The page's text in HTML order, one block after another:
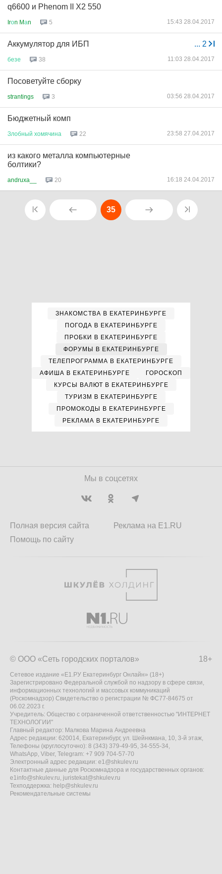
q6600 и Phenom II X2 550
Irоn Mаn 5 15:43 28.04.2017
... 2
Аккумулятор для ИБП
безе 38 11:03 28.04.2017
Посоветуйте сборку
strantings 3 03:56 28.04.2017
Бюджетный комп
Злобный хомячина 22 23:58 27.04.2017
из какого металла компьютерные
болтики?
andruxa__ 20 16:18 24.04.2017
35
ЗНАКОМСТВА В ЕКАТЕРИНБУРГЕ
ПОГОДА В ЕКАТЕРИНБУРГЕ
ПРОБКИ В ЕКАТЕРИНБУРГЕ
ФОРУМЫ В ЕКАТЕРИНБУРГЕ
ТЕЛЕПРОГРАММА В ЕКАТЕРИНБУРГЕ
АФИША В ЕКАТЕРИНБУРГЕ
ГОРОСКОП
КУРСЫ ВАЛЮТ В ЕКАТЕРИНБУРГЕ
ТУРИЗМ В ЕКАТЕРИНБУРГЕ
ПРОМОКОДЫ В ЕКАТЕРИНБУРГЕ
РЕКЛАМА В ЕКАТЕРИНБУРГЕ
Мы в соцсетях
Полная версия сайта
Помощь по сайту
Реклама на E1.RU
18+
© ООО «Сеть городских порталов»
Сетевое издание «Е1.РУ Екатеринбург Онлайн» (18+)
Зарегистрировано Федеральной службой по надзору в сфере связи,
информационных технологий и массовых коммуникаций
(Роскомнадзор) Свидетельство о регистрации № ФС77-84675 от
06.02.2023 г.
Учредитель: Общество с ограниченной ответственностью "ИНТЕРНЕТ
ТЕХНОЛОГИИ"
Главный редактор: Малкова Марина Андреевна
Адрес редакции: 620014, Екатеринбург, ул. Шейнкмана, 10, 3-й этаж,
Телефоны (круглосуточно): 8 (343) 379-49-95, 34-555-34,
WhatsApp, Viber, Telegram: +7 909 704-57-70
Электронный адрес редакции: e1@shkulev.ru
Контактные данные для Роскомнадзора и государственных органов:
e1info@shkulev.ru, juristekat@shkulev.ru
Техподдержка: help@shkulev.ru
Рекомендательные системы